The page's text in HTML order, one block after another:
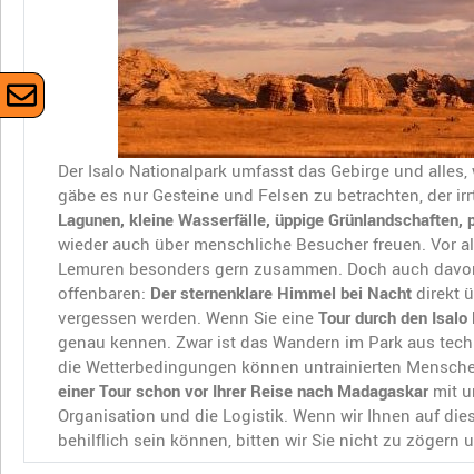
Der Isalo Nationalpark umfasst das Gebirge und
gäbe es nur Gesteine und Felsen zu betrachten, der
Lagunen, kleine Wasserfälle, üppige
wieder auch über menschliche Besucher freuen. Vor
Lemuren besonders gern zusammen. Doch auch
offenbaren: Der sternenklare Himmel bei Nacht direkt
vergessen werden. Wenn Sie eine Tour durch den
genau kennen. Zwar ist das Wandern im Park aus
die Wetterbedingungen können untrainierten
einer Tour schon vor Ihrer Reise nach Madagaskar mit
Organisation und die Logistik. Wenn wir Ihnen auf
behilflich sein können, bitten wir Sie nicht zu zögern